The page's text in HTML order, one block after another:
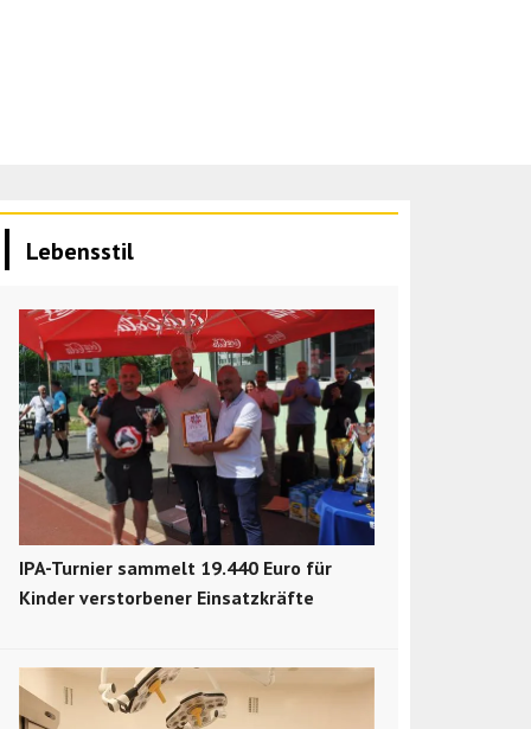
Lebensstil
IPA-Turnier sammelt 19.440 Euro für
Kinder verstorbener Einsatzkräfte